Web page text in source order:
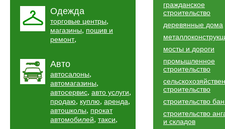
Одежда
торговые центры,
магазины, пошив и
ремонт,
Авто
автосалоны,
автомагазины,
автосервис, авто услуги,
продаю, куплю, аренда,
автошколы, прокат
автомобилей, такси,
гражданское
строительство
деревянные дома
мосты и дороги
промышленное
строительство
строительство
строительство
строительство
и складов